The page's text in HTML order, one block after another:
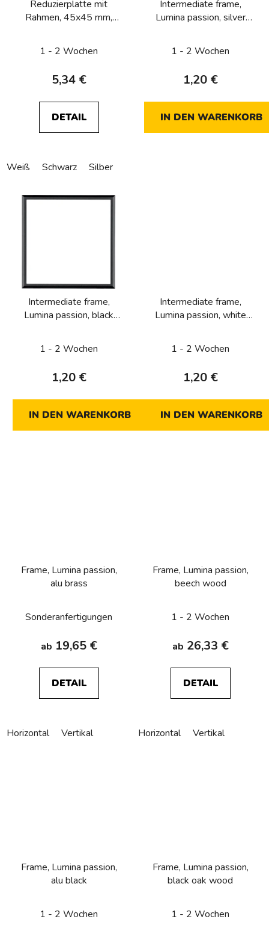
Reduzierplatte mit
Rahmen, 45x45 mm,
1 - 2 Wochen
5,34 €
DETAIL
Weiß Schwarz Silber
Intermediate frame,
Lumina passion, silver
1 - 2 Wochen
1,20 €
IN DEN WARENKORB
Intermediate frame,
Lumina passion, black
1 - 2 Wochen
1,20 €
IN DEN WARENKORB
Intermediate frame,
Lumina passion, white
1 - 2 Wochen
1,20 €
IN DEN WARENKORB
Frame, Lumina passion,
alu brass
Sonderanfertigungen
ab 19,65 €
DETAIL
Horizontal Vertikal
Frame, Lumina passion,
beech wood
1 - 2 Wochen
ab 26,33 €
DETAIL
Horizontal Vertikal
Frame, Lumina passion,
alu black
1 - 2 Wochen
Frame, Lumina passion,
black oak wood
1 - 2 Wochen